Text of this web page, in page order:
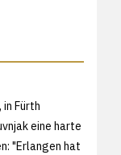
Fürth
eine harte
"Erlangen hat